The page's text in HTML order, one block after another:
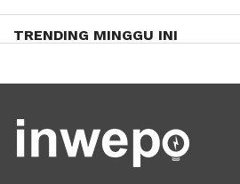
TRENDING MINGGU INI